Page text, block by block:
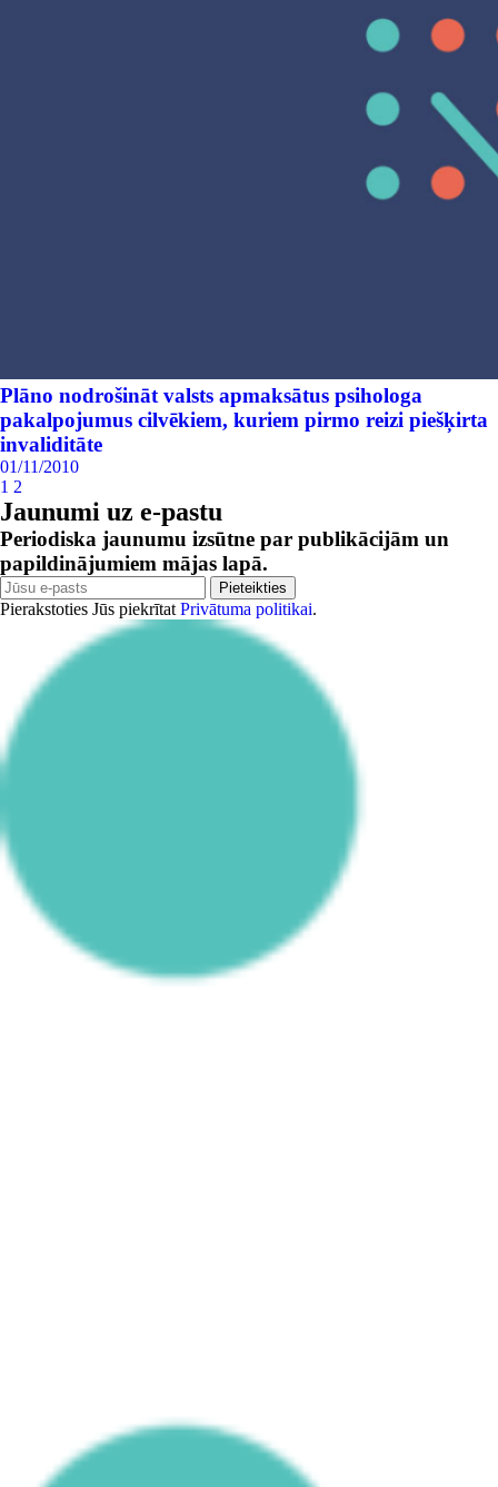
Plāno nodrošināt valsts apmaksātus psihologa
pakalpojumus cilvēkiem, kuriem pirmo reizi piešķirta
invaliditāte
01/11/2010
1 2
Jaunumi uz e-pastu
Periodiska jaunumu izsūtne par publikācijām un
papildinājumiem mājas lapā.
Pieteikties
Pierakstoties Jūs piekrītat Privātuma politikai.